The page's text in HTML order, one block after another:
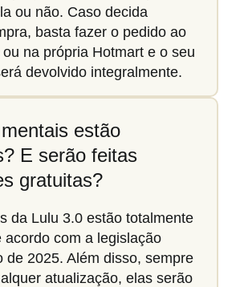
ou não. Caso decida
basta fazer o pedido ao
na própria Hotmart e o seu
devolvido integralmente.
estão
E serão feitas
gratuitas?
da Lulu 3.0 estão totalmente
acordo com a legislação
de 2025. Além disso, sempre
atualização, elas serão